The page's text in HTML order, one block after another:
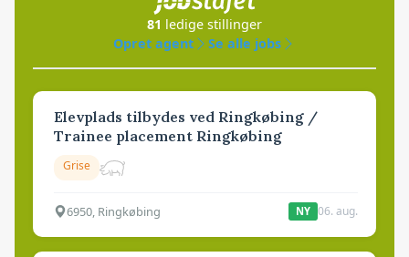
81 ledige stillinger
Opret agent
Se alle jobs
Elevplads tilbydes ved Ringkøbing /
Trainee placement Ringkøbing
Grise
6950, Ringkøbing NY 06. aug.